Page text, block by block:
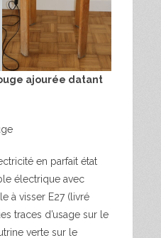
ajourée datant
en parfait état
électrique avec
à visser E27 (livré
traces d’usage sur le
verte sur le